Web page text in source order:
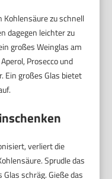
Kohlensäure zu schnell
dagegen leichter zu
großes Weinglas am
Prosecco und
Ein großes Glas bietet
verliert die
Sprudle das
schräg. Gieße das